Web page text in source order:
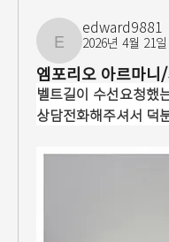
edward9881
edward9881
2026년 4월 21일
엠포리오 아르마
벨트길이 수선요청했
상담전화해주셔서 덕